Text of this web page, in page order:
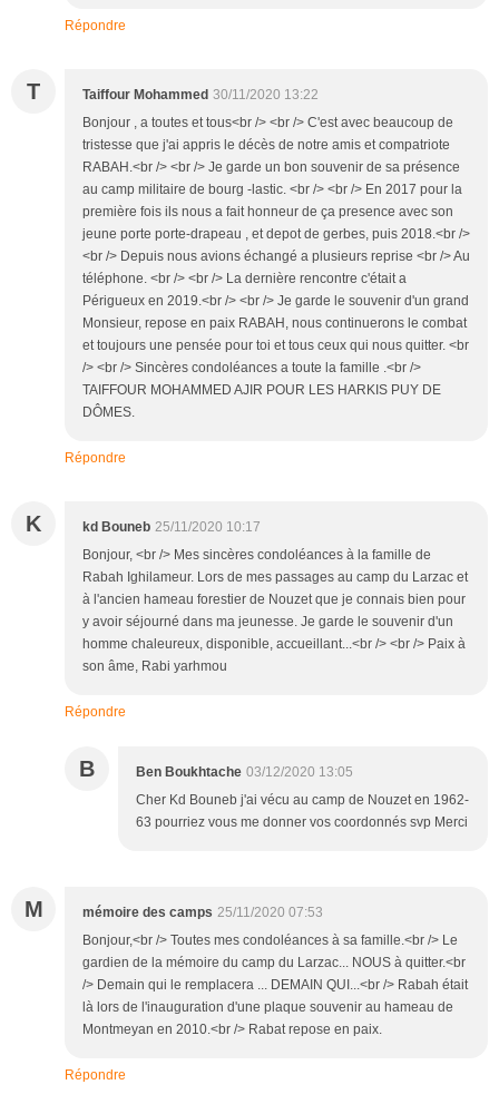
Répondre
T Taiffour Mohammed 30/11/2020 13:22
Bonjour , a toutes et tous<br /> <br /> C'est avec beaucoup de
tristesse que j'ai appris le décès de notre amis et compatriote
RABAH.<br /> <br /> Je garde un bon souvenir de sa présence
au camp militaire de bourg -lastic. <br /> <br /> En 2017 pour la
première fois ils nous a fait honneur de ça presence avec son
jeune porte porte-drapeau , et depot de gerbes, puis 2018.<br />
<br /> Depuis nous avions échangé a plusieurs reprise <br /> Au
téléphone. <br /> <br /> La dernière rencontre c'était a
Périgueux en 2019.<br /> <br /> Je garde le souvenir d'un grand
Monsieur, repose en paix RABAH, nous continuerons le combat
et toujours une pensée pour toi et tous ceux qui nous quitter. <br
/> <br /> Sincères condoléances a toute la famille .<br />
TAIFFOUR MOHAMMED AJIR POUR LES HARKIS PUY DE
DÔMES.
Répondre
K kd Bouneb 25/11/2020 10:17
Bonjour, <br /> Mes sincères condoléances à la famille de
Rabah Ighilameur. Lors de mes passages au camp du Larzac et
à l'ancien hameau forestier de Nouzet que je connais bien pour
y avoir séjourné dans ma jeunesse. Je garde le souvenir d'un
homme chaleureux, disponible, accueillant...<br /> <br /> Paix à
son âme, Rabi yarhmou
Répondre
B Ben Boukhtache 03/12/2020 13:05
Cher Kd Bouneb j'ai vécu au camp de Nouzet en 1962-
63 pourriez vous me donner vos coordonnés svp Merci
M mémoire des camps 25/11/2020 07:53
Bonjour,<br /> Toutes mes condoléances à sa famille.<br /> Le
gardien de la mémoire du camp du Larzac... NOUS à quitter.<br
/> Demain qui le remplacera ... DEMAIN QUI...<br /> Rabah était
là lors de l'inauguration d'une plaque souvenir au hameau de
Montmeyan en 2010.<br /> Rabat repose en paix.
Répondre